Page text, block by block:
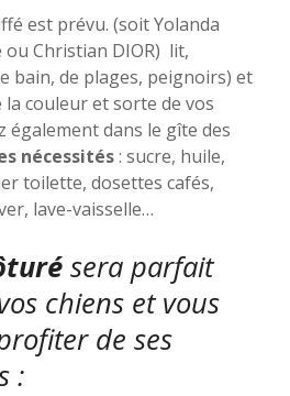
est prévu. (soit Yolanda
Christian DIOR) lit,
bain, de plages, peignoirs) et
la couleur et sorte de vos
dans le gîte des
nécessités: sucre, huile,
toilette, dosettes cafés,
lave-vaisselle…
sera parfait
chiens et vous
de ses
: